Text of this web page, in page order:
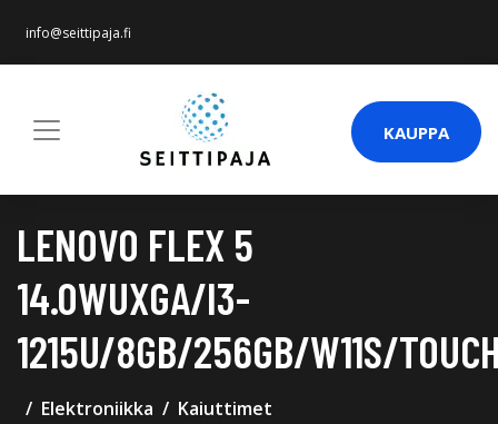
info@seittipaja.fi
KAUPPA
LENOVO FLEX 5
14.0WUXGA/I3-
1215U/8GB/256GB/W11S/
Elektroniikka Kaiuttimet